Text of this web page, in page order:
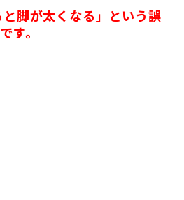
と脚が太くなる」という誤
す。